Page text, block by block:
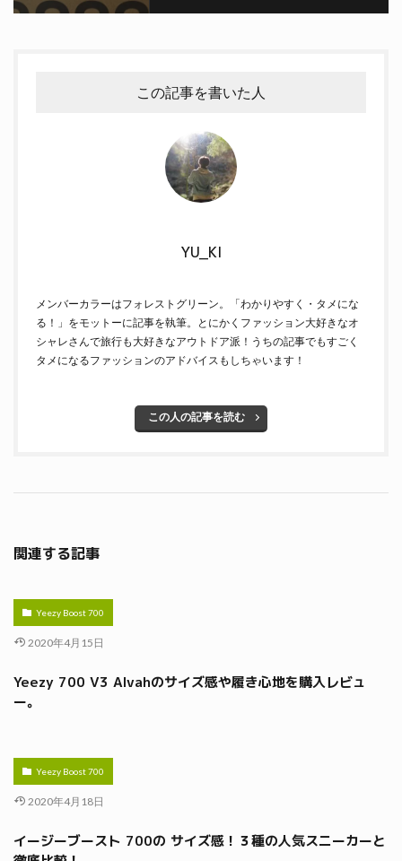
この記事を書いた人
YU_KI
メンバーカラーはフォレストグリーン。「わかりやすく・タメにな
る！」をモットーに記事を執筆。とにかくファッション大好きなオ
シャレさんで旅行も大好きなアウトドア派！うちの記事でもすごく
タメになるファッションのアドバイスもしちゃいます！
この人の記事を読む
関連する記事
Yeezy Boost 700
2020年4月15日
Yeezy 700 V3 Alvahのサイズ感や履き心地を購入レビュ
ー。
Yeezy Boost 700
2020年4月18日
イージーブースト 700の サイズ感！３種の人気スニーカーと